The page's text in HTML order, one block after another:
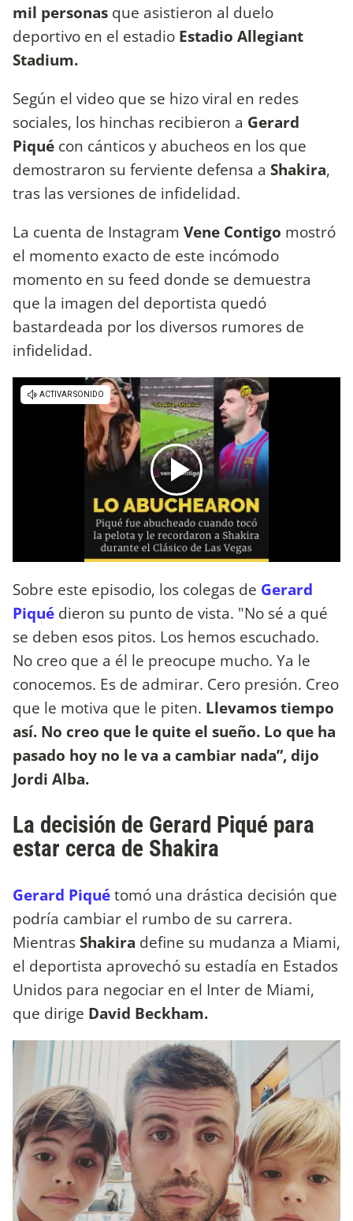
mil personas que asistieron al duelo
deportivo en el estadio Estadio Allegiant
Stadium.
Según el video que se hizo viral en redes
sociales, los hinchas recibieron a Gerard
Piqué con cánticos y abucheos en los que
demostraron su ferviente defensa a Shakira,
tras las versiones de infidelidad.
La cuenta de Instagram Vene Contigo mostró
el momento exacto de este incómodo
momento en su feed donde se demuestra
que la imagen del deportista quedó
bastardeada por los diversos rumores de
infidelidad.
Sobre este episodio, los colegas de Gerard
Piqué dieron su punto de vista. "No sé a qué
se deben esos pitos. Los hemos escuchado.
No creo que a él le preocupe mucho. Ya le
conocemos. Es de admirar. Cero presión. Creo
que le motiva que le piten. Llevamos tiempo
así. No creo que le quite el sueño. Lo que ha
pasado hoy no le va a cambiar nada”, dijo
Jordi Alba.
La decisión de Gerard Piqué para
estar cerca de Shakira
Gerard Piquétomó una drástica decisión que
podría cambiar el rumbo de su carrera.
MientrasShakira define su mudanza a Miami,
el deportista aprovechó su estadía en Estados
Unidos para negociar en el Inter de Miami,
que dirige David Beckham.